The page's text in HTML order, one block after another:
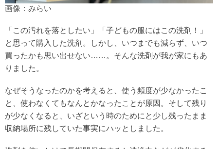
画像：みらい
「この汚れを落としたい」「子どもの服にはこの洗剤！」
と思って購入した洗剤。しかし、いつまでも減らず、いつ
買ったかも思い出せない……。そんな洗剤が我が家にもあ
りました。
なぜそうなったのかを考えると、使う頻度が少なかったこ
と、使わなくてもなんとかなったことが原因。そして残り
が少なくなると、いざという時のためにと少し残ったまま
収納場所に残していた事実にハッとしました。